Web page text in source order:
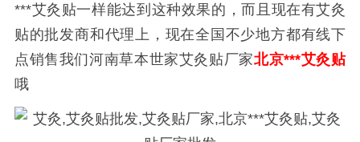
***艾灸贴一样能达到这种效果的，而且现在有艾灸
贴的批发商和代理上，现在全国不少地方都有线下
点销售我们河南草本世家艾灸贴厂家北京***艾灸贴
哦